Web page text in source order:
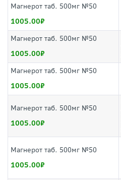
Магнерот таб. 500мг №50
1005.00
Магнерот таб. 500мг №50
1005.00
Магнерот таб. 500мг №50
1005.00
Магнерот таб. 500мг №50
1005.00
Магнерот таб. 500мг №50
1005.00